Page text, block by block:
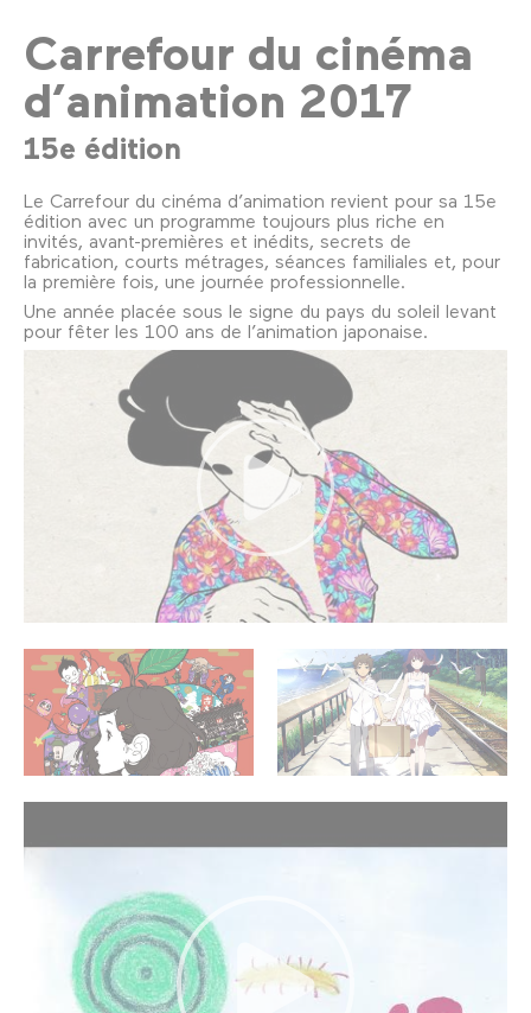
Carrefour du cinéma
d’animation 2017
15e édition
Le Carrefour du cinéma d’animation revient pour sa 15e
édition avec un programme toujours plus riche en
invités, avant-premières et inédits, secrets de
fabrication, courts métrages, séances familiales et, pour
la première fois, une journée professionnelle.
Une année placée sous le signe du pays du soleil levant
pour fêter les 100 ans de l’animation japonaise.